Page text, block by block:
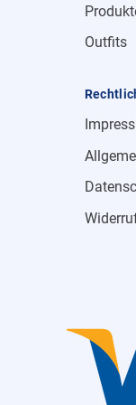
Outfits